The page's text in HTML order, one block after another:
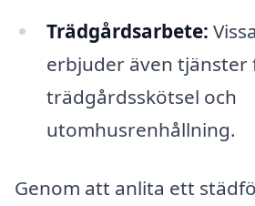
Trädgårdsarbete:
erbjuder även tjänster
trädgårdsskötsel och
utomhusrenhållning.
Genom att anlita ett